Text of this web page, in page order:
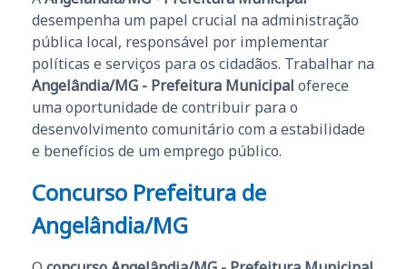
desempenha um papel crucial na administração
pública local, responsável por implementar
políticas e serviços para os cidadãos. Trabalhar na
Angelândia/MG - Prefeitura Municipal oferece
uma oportunidade de contribuir para o
desenvolvimento comunitário com a estabilidade
e benefícios de um emprego público.
Concurso Prefeitura de
Angelândia/MG